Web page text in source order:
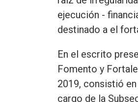
ejecución -
destinado a el
En el escrito
Fomento y
2019, consistió
cargo de la